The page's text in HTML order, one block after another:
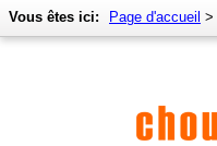
Vous êtes ici: Page d'accueil >